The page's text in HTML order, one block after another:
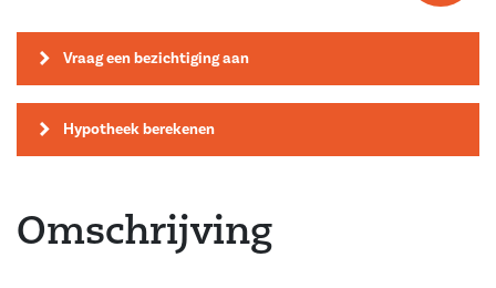
Vraag een bezichtiging aan
Hypotheek berekenen
Omschrijving